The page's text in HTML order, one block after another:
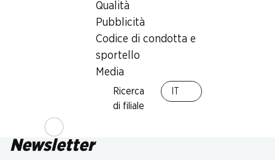
Qualità
Pubblicità
Codice di condotta e
sportello
Media
Ricerca
di filiale
Newsletter